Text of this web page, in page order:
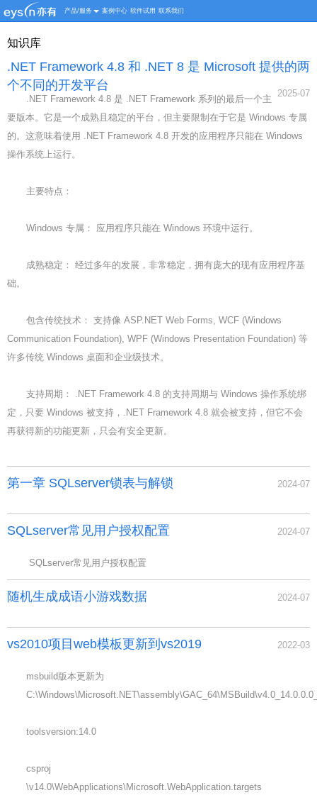
产品/服务 案例中心 软件试用 联系我们
知识库
.NET Framework 4.8 和 .NET 8 是 Microsoft 提供的两
个不同的开发平台
2025-07
.NET Framework 4.8 是 .NET Framework 系列的最后一个主
要版本。它是一个成熟且稳定的平台，但主要限制在于它是 Windows 专属
的。这意味着使用 .NET Framework 4.8 开发的应用程序只能在 Windows
操作系统上运行。
主要特点：
Windows 专属： 应用程序只能在 Windows 环境中运行。
成熟稳定： 经过多年的发展，非常稳定，拥有庞大的现有应用程序基
础。
包含传统技术： 支持像 ASP.NET Web Forms, WCF (Windows
Communication Foundation), WPF (Windows Presentation Foundation) 等
许多传统 Windows 桌面和企业级技术。
支持周期： .NET Framework 4.8 的支持周期与 Windows 操作系统绑
定，只要 Windows 被支持，.NET Framework 4.8 就会被支持，但它不会
再获得新的功能更新，只会有安全更新。
第一章 SQLserver锁表与解锁 2024-07
SQLserver常见用户授权配置 2024-07
SQLserver常见用户授权配置
随机生成成语小游戏数据 2024-07
vs2010项目web模板更新到vs2019 2022-03
msbuild版本更新为
toolsversion:14.0
csproj
\v14.0\WebApplications\Microsoft.WebApplication.targets